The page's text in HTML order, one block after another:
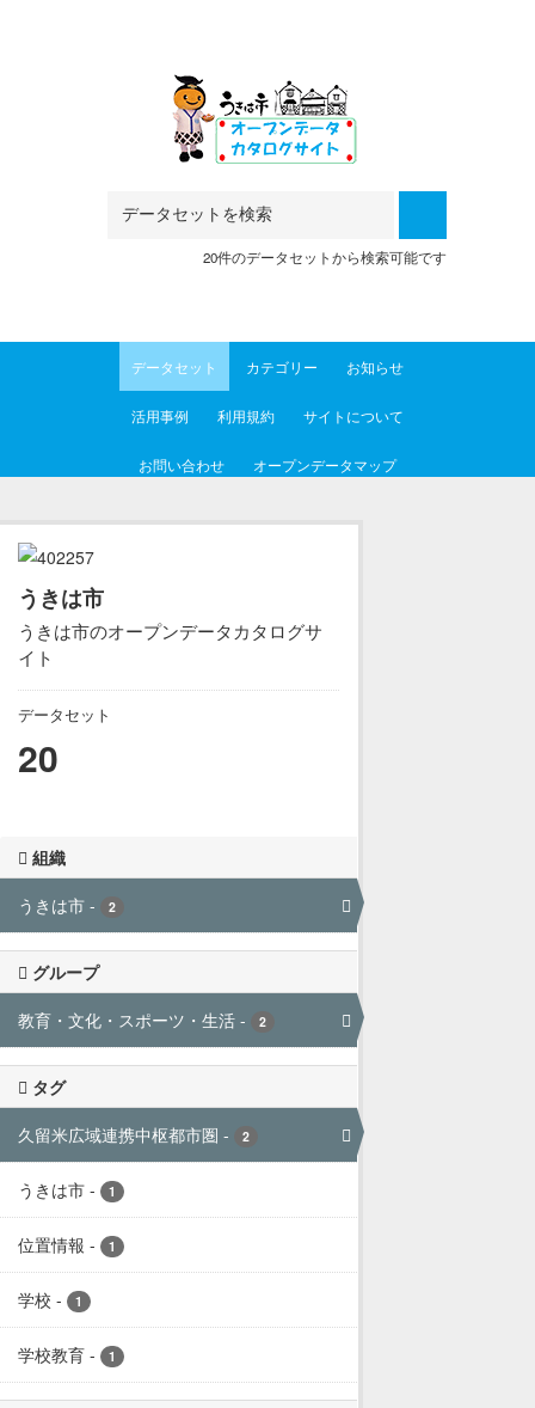
20件のデータセットから検索可能です
データセット カテゴリー お知らせ
活用事例 利用規約 サイトについて
お問い合わせ オープンデータマップ
うきは市
うきは市のオープンデータカタログサ
イト
データセット
20
組織
うきは市 - 2
グループ
教育・文化・スポーツ・生活 - 2
タグ
久留米広域連携中枢都市圏 - 2
うきは市 - 1
位置情報 - 1
学校 - 1
学校教育 - 1